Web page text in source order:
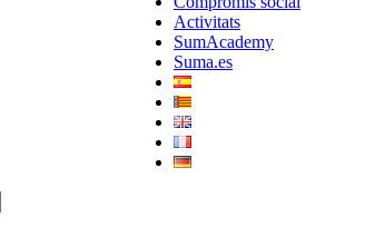
Activitats
SumAcademy
Suma.es